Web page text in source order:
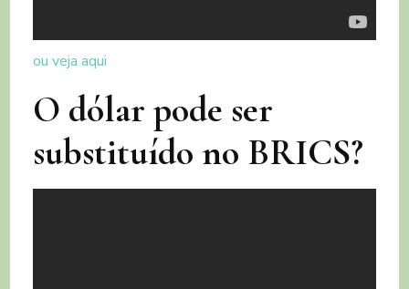
ou veja aqui
O dólar pode ser
substituído no BRICS?